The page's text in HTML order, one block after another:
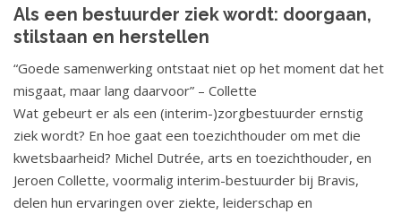
Als een bestuurder ziek wordt: doorgaan,
stilstaan en herstellen
“Goede samenwerking ontstaat niet op het moment dat het
misgaat, maar lang daarvoor” – Collette
Wat gebeurt er als een (interim-)zorgbestuurder ernstig
ziek wordt? En hoe gaat een toezichthouder om met die
kwetsbaarheid? Michel Dutrée, arts en toezichthouder, en
Jeroen Collette, voormalig interim-bestuurder bij Bravis,
delen hun ervaringen over ziekte, leiderschap en